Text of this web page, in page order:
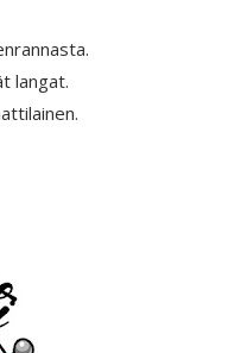
langat.